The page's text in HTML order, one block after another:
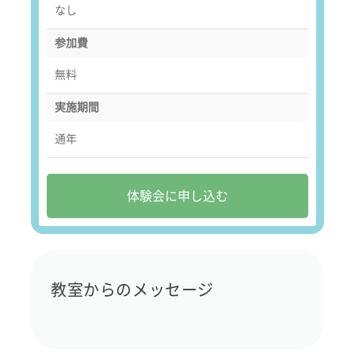
なし
参加費
無料
実施期間
通年
体験会に申し込む
教室からのメッセージ